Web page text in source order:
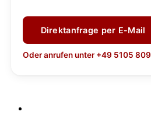
Direktanfrage per E-Mail
Oder anrufen unter +49 5105